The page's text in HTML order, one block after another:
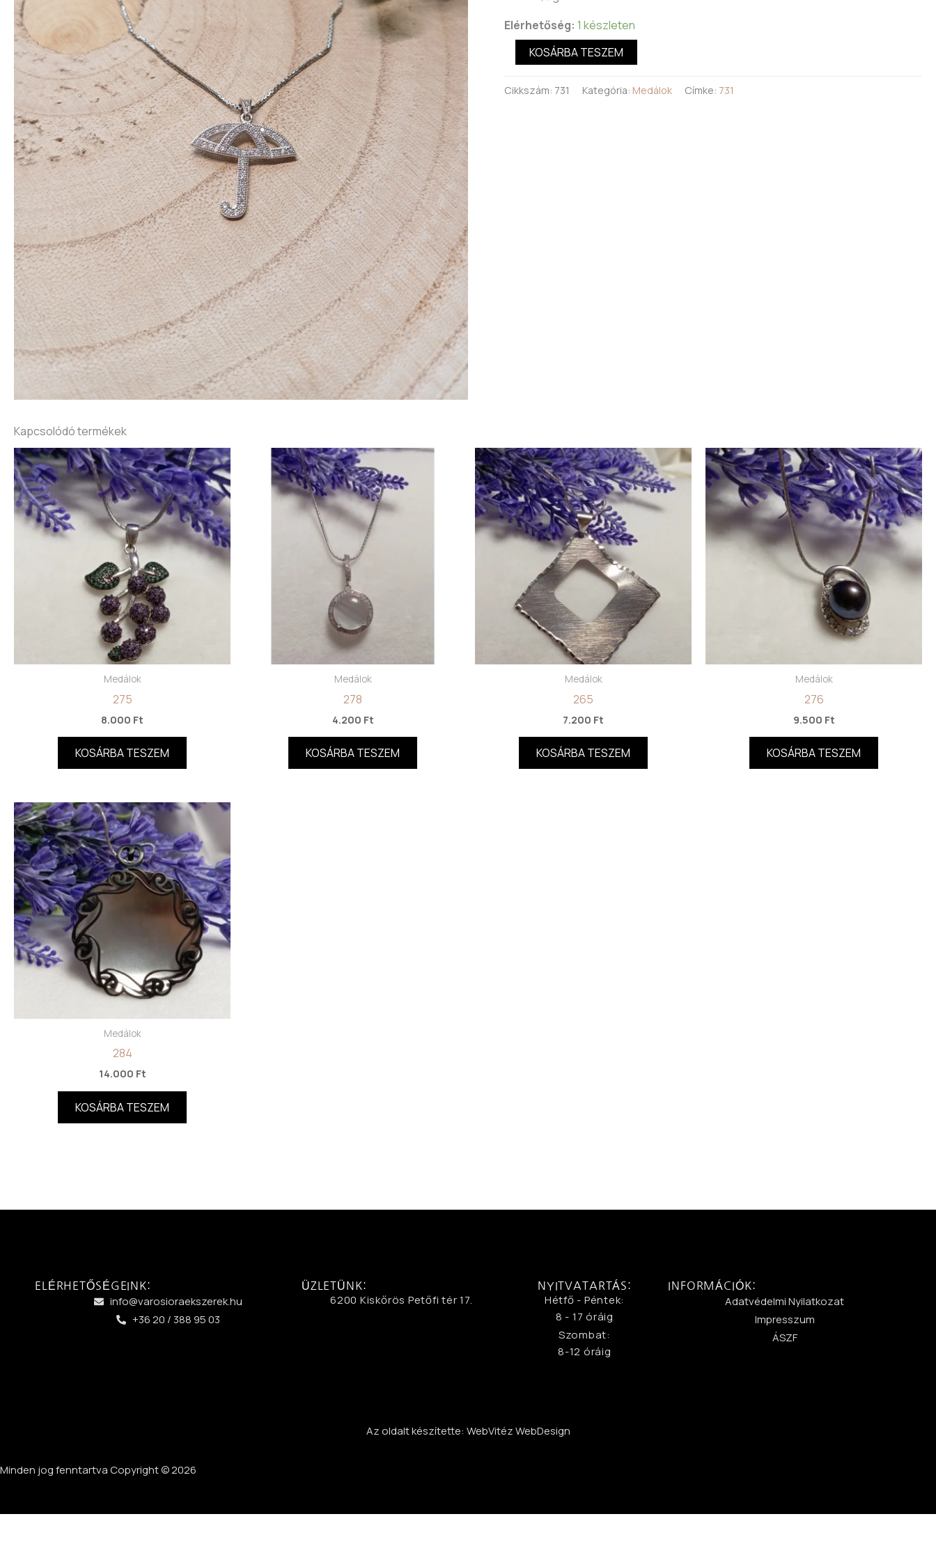
Elérhetőség: 1 készleten
KOSÁRBA TESZEM
Cikkszám: 731 Kategória: Medálok Címke: 731
Kapcsolódó termékek
Medálok
275
8.000 Ft
KOSÁRBA TESZEM
Medálok
278
4.200 Ft
KOSÁRBA TESZEM
Medálok
265
7.200 Ft
KOSÁRBA TESZEM
Medálok
276
9.500 Ft
KOSÁRBA TESZEM
Medálok
284
14.000 Ft
KOSÁRBA TESZEM
ELÉRHETŐSÉGEINK:
info@varosioraekszerek.hu
+36 20 / 388 95 03
ÜZLETÜNK:
6200 Kiskőrös Petőfi tér 17.
NYITVATARTÁS:
Hétfő - Péntek:
8 - 17 óráig
Szombat:
8-12 óráig
INFORMÁCIÓK:
Adatvédelmi Nyilatkozat
Impresszum
ÁSZF
Az oldalt készítette: WebVitéz WebDesign
Minden jog fenntartva Copyright © 2026